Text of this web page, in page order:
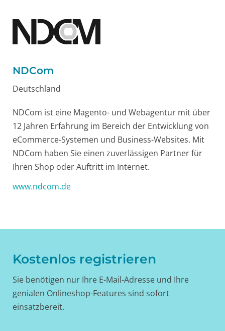
NDCom
Deutschland
NDCom ist eine Magento- und Webagentur mit über
12 Jahren Erfahrung im Bereich der Entwicklung von
eCommerce-Systemen und Business-Websites. Mit
NDCom haben Sie einen zuverlässigen Partner für
Ihren Shop oder Auftritt im Internet.
www.ndcom.de
Kostenlos registrieren
Sie benötigen nur Ihre E-Mail-Adresse und Ihre
genialen Onlineshop-Features sind sofort
einsatzbereit.